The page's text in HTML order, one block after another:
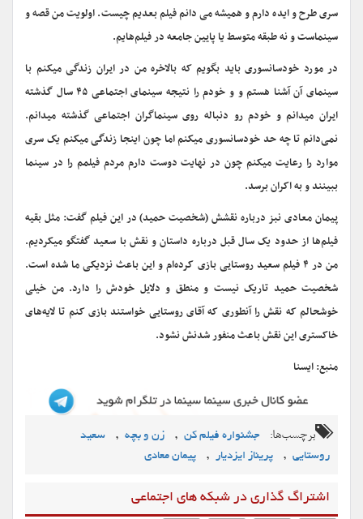
سری طرح و ایده دارم و همیشه می دانم فیلم بعدیم چیست. اولویت من قصه و
سینماست و نه طبقه متوسط یا پایین جامعه در فیلم‌هایم.
در مورد خودسانسوری باید بگویم که بالاخره من در ایران زندگی میکنم با
سینمای آن آشنا هستم و و خودم را نتیجه سینمای اجتماعی ۴۵ سال گذشته
ایران میدانم و خودم رو دنباله روی سینماگران اجتماعی گذشته میدانم.
نمی‌دانم تا چه حد خودسانسوری میکنم اما چون اینجا زندگی میکنم یک سری
موارد را رعایت میکنم چون در نهایت دوست دارم مردم فیلمم را در سینما
ببینند و به اکران برسد.
پیمان معادی نبز درباره نقشش (شخصیت حمید) در این فیلم گفت: مثل بقیه
فیلم‌ها از حدود یک سال قبل درباره داستان و نقش با سعید گفتگو میکردیم.
من در ۴ فیلم سعید روستایی بازی کرده‌ام و این باعث نزدیکی ما شده است.
شخصیت حمید تاریک نیست و منطق و دلایل خودش را دارد. من خیلی
خوشحالم که نقش را آنطوری که آقای روستایی خواستند بازی کنم تا لایه‌های
خاکستری این نقش باعث منفور شدنش نشود.
منبع: ایسنا
برچسب‌ها: جشنواره فیلم کن , زن و بچه ,
سعید
روستایی , پریناز ایزدیار , پیمان معادی
اشتراگ گذاری در شبکه های اجتماعی